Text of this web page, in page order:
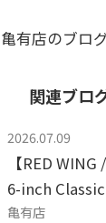
亀有店のブロ
関連ブロ
2026.07.09
【RED
6-inch
亀有店